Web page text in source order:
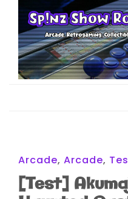
Arcade, Arcade,
[Test]